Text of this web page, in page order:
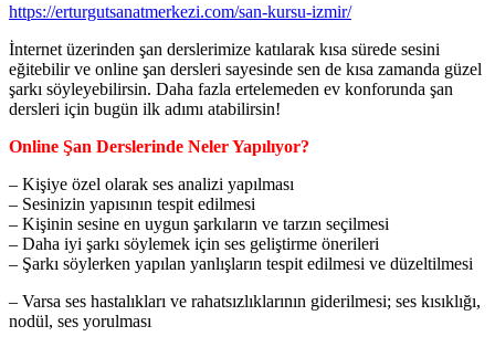
https://erturgutsanatmerkezi.com/san-kursu-izmir/
İnternet üzerinden şan derslerimize katılarak kısa sürede sesini
eğitebilir ve online şan dersleri sayesinde sen de kısa zamanda güzel
şarkı söyleyebilirsin. Daha fazla ertelemeden ev konforunda şan
dersleri için bugün ilk adımı atabilirsin!
Online Şan Derslerinde Neler Yapılıyor?
– Kişiye özel olarak ses analizi yapılması
– Sesinizin yapısının tespit edilmesi
– Kişinin sesine en uygun şarkıların ve tarzın seçilmesi
– Daha iyi şarkı söylemek için ses geliştirme önerileri
– Şarkı söylerken yapılan yanlışların tespit edilmesi ve düzeltilmesi
– Varsa ses hastalıkları ve rahatsızlıklarının giderilmesi; ses kısıklığı,
nodül, ses yorulması